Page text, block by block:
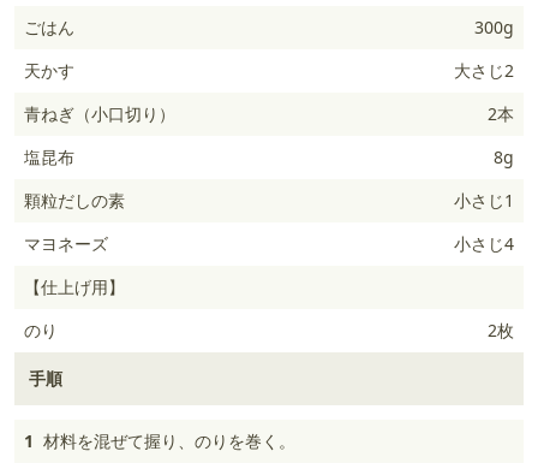
ごはん
300g
天かす
大さじ2
青ねぎ（小口切り）
2本
塩昆布
8g
顆粒だしの素
小さじ1
マヨネーズ
小さじ4
【仕上げ用】
のり
2枚
手順
1 材料を混ぜて握り、のりを巻く。